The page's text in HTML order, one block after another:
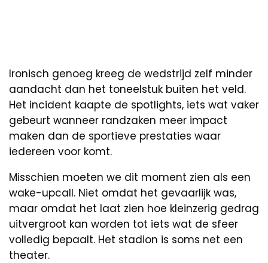
Ironisch genoeg kreeg de wedstrijd zelf minder
aandacht dan het toneelstuk buiten het veld.
Het incident kaapte de spotlights, iets wat vaker
gebeurt wanneer randzaken meer impact
maken dan de sportieve prestaties waar
iedereen voor komt.
Misschien moeten we dit moment zien als een
wake-upcall. Niet omdat het gevaarlijk was,
maar omdat het laat zien hoe kleinzerig gedrag
uitvergroot kan worden tot iets wat de sfeer
volledig bepaalt. Het stadion is soms net een
theater.